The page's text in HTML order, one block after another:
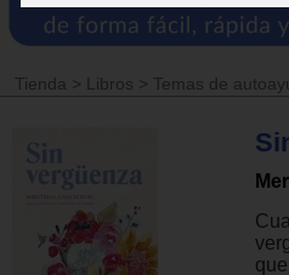
Tienda > Libros > Temas de